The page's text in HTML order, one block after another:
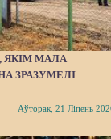
ЯКІМ МАЛА
ЗРАЗУМЕЛІ
Аўторак, 21 Ліпень